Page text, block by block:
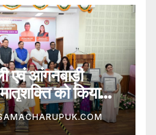
एवं आंगनबाड़ी
को किया